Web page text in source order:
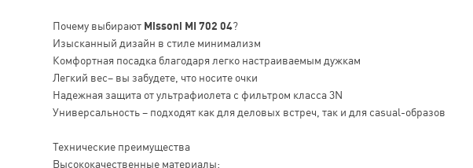
Почему выбирают Missoni MI 702 04?
Изысканный дизайн в стиле минимализм
Комфортная посадка благодаря легко настраиваемым дужкам
Легкий вес– вы забудете, что носите очки
Надежная защита от ультрафиолета с фильтром класса 3N
Универсальность – подходят как для деловых встреч, так и для casual-образов
Технические преимущества
Высококачественные материалы: